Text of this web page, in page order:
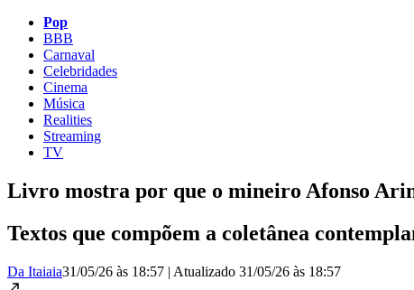
Pop
BBB
Carnaval
Celebridades
Cinema
Música
Realities
Streaming
TV
Livro mostra por que o mineiro Afonso
Textos que compõem a coletânea
Da Itaiaia31/05/26 às 18:57 | Atualizado 31/05/26 às 18:57